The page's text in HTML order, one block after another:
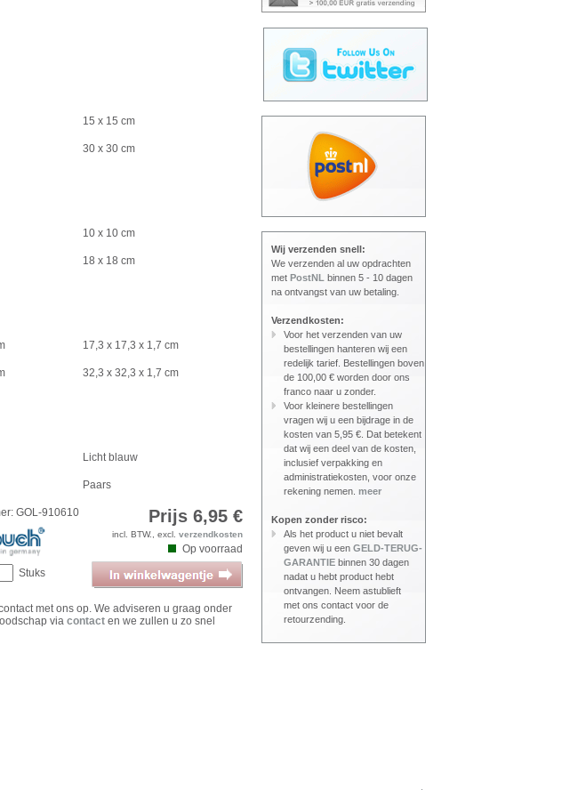
Wij verzenden snell:
We verzenden al uw opdrachten
met PostNL binnen 5 - 10 dagen
na ontvangst van uw betaling.
Verzendkosten:
Voor het verzenden van uw
bestellingen hanteren wij een
redelijk tarief. Bestellingen boven
de 100,00 € worden door ons
franco naar u zonder.
Voor kleinere bestellingen
vragen wij u een bijdrage in de
kosten van 5,95 €. Dat betekent
dat wij een deel van de kosten,
inclusief verpakking en
administratiekosten, voor onze
rekening nemen. meer
Kopen zonder risco:
Als het product u niet bevalt
geven wij u een GELD-TERUG-
GARANTIE binnen 30 dagen
nadat u hebt product hebt
ontvangen. Neem astublieft
met ons contact voor de
retourzending.
15 x 15 cm
30 x 30 cm
10 x 10 cm
18 x 18 cm
17,3 x 17,3 x 1,7 cm
32,3 x 32,3 x 1,7 cm
Licht blauw
Paars
GOL-910610 Prijs 6,95 €
incl. BTW., excl. verzendkosten
Op voorraad
Stuks
met ons op. We adviseren u graag onder
via contact en we zullen u zo snel